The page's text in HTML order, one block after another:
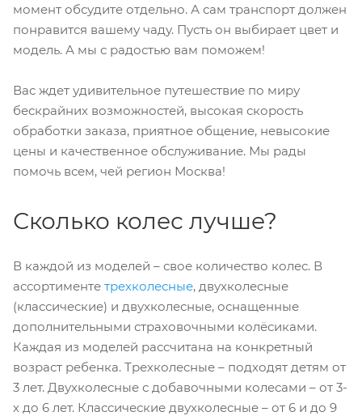
момент обсудите отдельно. А сам транспорт должен
понравится вашему чаду. Пусть он выбирает цвет и
модель. А мы с радостью вам поможем!
Вас ждет удивительное путешествие по миру
бескрайних возможностей, высокая скорость
обработки заказа, приятное общение, невысокие
цены и качественное обслуживание. Мы рады
помочь всем, чей регион Москва!
Сколько колес лучше?
В каждой из моделей – свое количество колес. В
ассортименте трехколесные, двухколесные
(классические) и двухколесные, оснащенные
дополнительными страховочными колёсиками.
Каждая из моделей рассчитана на конкретный
возраст ребенка. Трехколесные – подходят детям от
3 лет. Двухколесные с добавочными колесами – от 3-
х до 6 лет. Классические двухколесные – от 6 и до 9